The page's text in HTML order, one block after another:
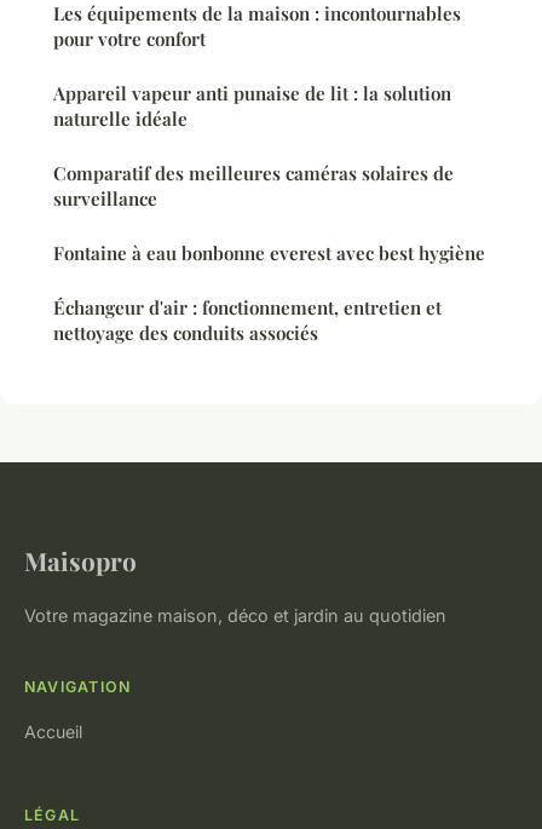
Les équipements de la maison : incontournables
pour votre confort
Appareil vapeur anti punaise de lit : la solution
naturelle idéale
Comparatif des meilleures caméras solaires de
surveillance
Fontaine à eau bonbonne everest avec best hygiène
Échangeur d'air : fonctionnement, entretien et
nettoyage des conduits associés
Maisopro
Votre magazine maison, déco et jardin au quotidien
NAVIGATION
Accueil
LÉGAL